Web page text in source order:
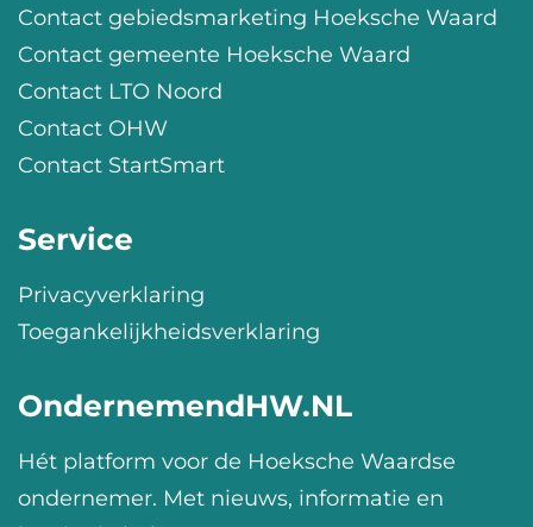
Contact gebiedsmarketing Hoeksche Waard
Contact gemeente Hoeksche Waard
Contact LTO Noord
Contact OHW
Contact StartSmart
Service
Privacyverklaring
Toegankelijkheidsverklaring
OndernemendHW.NL
Hét platform voor de Hoeksche Waardse
ondernemer. Met nieuws, informatie en